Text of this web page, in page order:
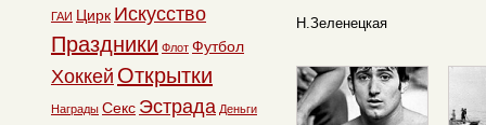
Н.Зеленецкая
ГАИ Цирк Искусство
Праздники Флот Футбол
Хоккей Открытки
Награды Секс Эстрада Деньги